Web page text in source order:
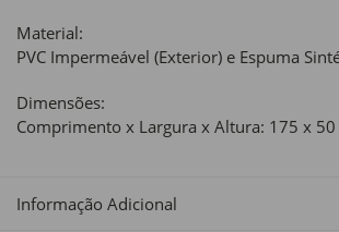
Material:
PVC Impermeável (Exterior) e Espuma
Dimensões:
Comprimento x Largura x Altura: 175 x
Informação Adicional